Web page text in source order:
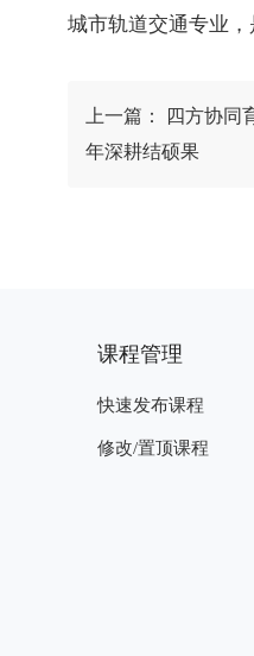
城市轨道交通专业
上一篇：
四方协同
年深耕结硕果
课程管理
快速发布课程
修改/置顶课程